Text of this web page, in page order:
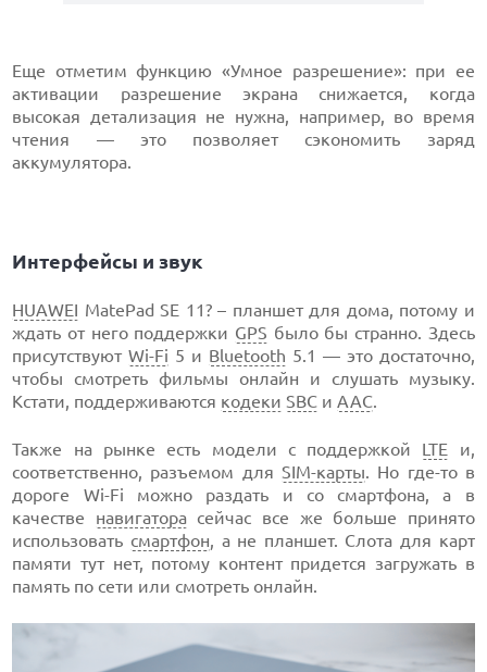
Еще отметим функцию «Умное разрешение»: при ее
активации разрешение экрана снижается, когда
высокая детализация не нужна, например, во время
чтения — это позволяет сэкономить заряд
аккумулятора.
Интерфейсы и звук
HUAWEI MatePad SE 11? – планшет для дома, потому и
ждать от него поддержки GPS было бы странно. Здесь
присутствуютWi-Fi 5 и Bluetooth 5.1 — это достаточно,
чтобы смотреть фильмы онлайн и слушать музыку.
Кстати, поддерживаются кодеки SBC иAAC.
Также на рынке есть модели с поддержкой LTE и,
соответственно, разъемом для SIM-карты. Но где-то в
дороге Wi-Fi можно раздать и со смартфона, а в
качестве навигаторасейчас все же больше принято
использовать смартфон, а не планшет. Слота для карт
памяти тут нет, потому контент придется загружать в
память по сети или смотреть онлайн.